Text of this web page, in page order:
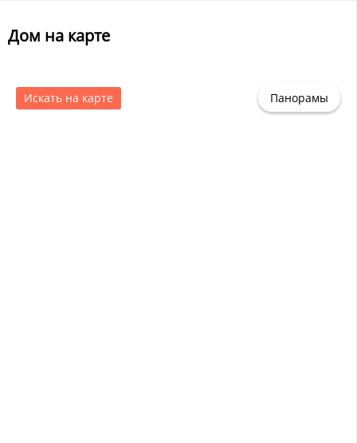
Дом на карте
Искать на карте Панорамы